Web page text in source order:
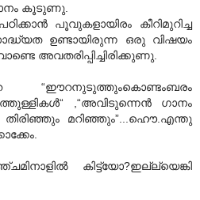
കൂടുണു.
പൂവുകളായിരം കീറിമുറിച്ച
ഉണ്ടായിരുന്ന ഒരു വിഷയം
അവതരിപ്പിച്ചിരിക്കുണു.
“ഈറനുടുത്തുംകൊണ്ടംബരം
,“അവിടുന്നെന്‍ ഗാനം
തിരിഞ്ഞും മറിഞ്ഞും”...ഹൌ.എന്തു
കിട്ട്യോ?ഇല്ല്യെങ്കി